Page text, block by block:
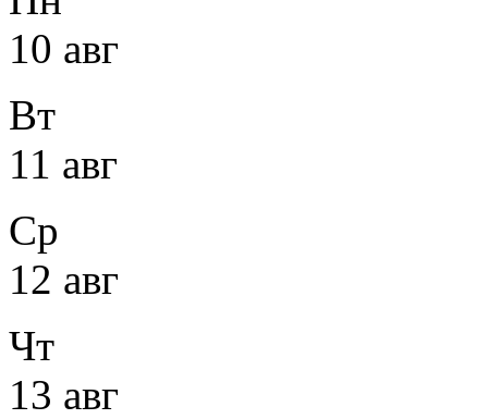
10 авг
Вт
11 авг
Ср
12 авг
Чт
13 авг